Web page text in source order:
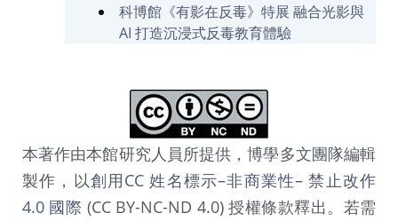
科博館《有影在反毒》特展 融合光影與
AI 打造沉浸式反毒教育體驗
本著作由本館研究人員所提供，博學多文團隊編輯
製作，以創用CC 姓名標示–非商業性– 禁止改作
4.0 國際 (CC BY-NC-ND 4.0) 授權條款釋出。若需